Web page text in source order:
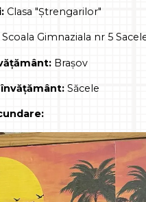
Clasa "Ștrengarilor"
Scoala Gimnaziala nr 5
Brașov
Săcele